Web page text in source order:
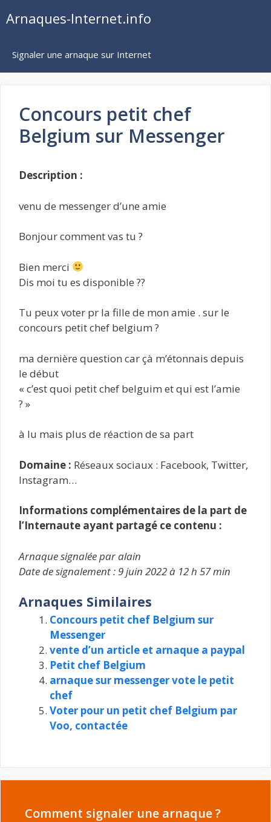
auArnaques-Internet.info
Signaler une arnaque sur Internet
Concours petit chef
Belgium sur Messenger
Description :
venu de messenger d’une amie
Bonjour comment vas tu ?
Bien merci
Dis moi tu es disponible ??
Tu peux voter pr la fille de mon amie . sur le
concours petit chef belgium ?
ma dernière question car çà m’étonnais depuis
le début
« c’est quoi petit chef belguim et qui est l’amie
? »
à lu mais plus de réaction de sa part
Domaine : Réseaux sociaux : Facebook, Twitter,
Instagram…
Informations complémentaires de la part de
l’Internaute ayant partagé ce contenu :
Arnaque signalée par alain
Date de signalement : 9 juin 2022 à 12 h 57 min
Arnaques Similaires
Concours petit chef Belgium sur
Messenger
vente d’un article et arnaque a paypal
Petit chef Belgium
arnaque sur messenger vote le petit
chef
Voter pour un petit chef Belgium par
Voo, contactée
Comment signaler une arnaque ?